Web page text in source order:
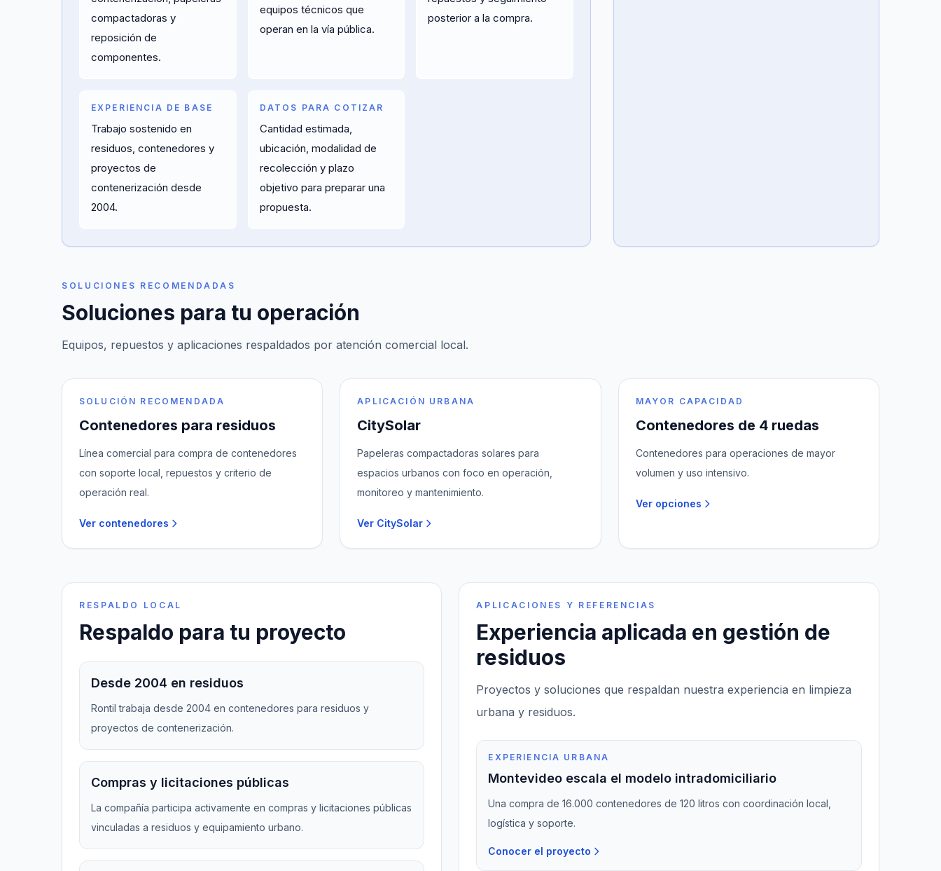
compactadoras y
reposición de
componentes.
equipos técnicos que
operan en la vía pública.
posterior a la compra.
EXPERIENCIA DE BASE
Trabajo sostenido en
residuos, contenedores y
proyectos de
contenerización desde
2004.
DATOS PARA COTIZAR
Cantidad estimada,
ubicación, modalidad de
recolección y plazo
objetivo para preparar una
propuesta.
SOLUCIONES RECOMENDADAS
Soluciones para tu operación
Equipos, repuestos y aplicaciones respaldados por atención comercial local.
SOLUCIÓN RECOMENDADA
Contenedores para residuos
Línea comercial para compra de contenedores
con soporte local, repuestos y criterio de
operación real.
Ver contenedores
APLICACIÓN URBANA
CitySolar
Papeleras compactadoras solares para
espacios urbanos con foco en operación,
monitoreo y mantenimiento.
Ver CitySolar
MAYOR CAPACIDAD
Contenedores de 4 ruedas
Contenedores para operaciones de mayor
volumen y uso intensivo.
Ver opciones
RESPALDO LOCAL
Respaldo para tu proyecto
Desde 2004 en residuos
Rontil trabaja desde 2004 en contenedores para residuos y
proyectos de contenerización.
Compras y licitaciones públicas
La compañía participa activamente en compras y licitaciones públicas
vinculadas a residuos y equipamiento urbano.
APLICACIONES Y REFERENCIAS
Experiencia aplicada en gestión de
residuos
Proyectos y soluciones que respaldan nuestra experiencia en limpieza
urbana y residuos.
EXPERIENCIA URBANA
Montevideo escala el modelo intradomiciliario
Una compra de 16.000 contenedores de 120 litros con coordinación local,
logística y soporte.
Conocer el proyecto